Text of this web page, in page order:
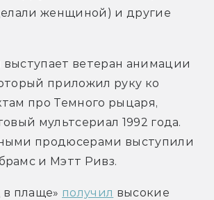
женщиной) и другие
ветеран анимации
приложил руку ко
про Темного рыцаря,
мультсериал 1992 года.
продюсерами выступили
и Мэтт Ривз.
в плаще» получил высокие